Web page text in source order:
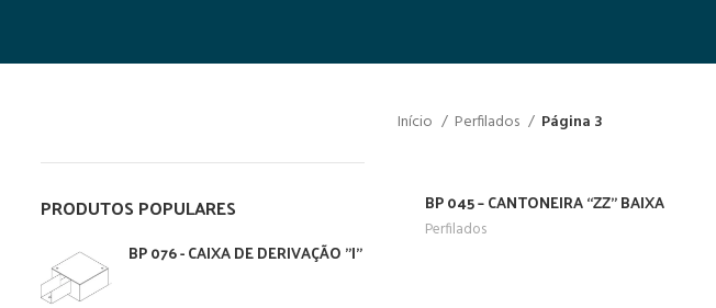
PRODUTOS POPULARES
BP 076 - CAIXA DE DERIVAÇÃO "I"
Início Perfilados Página 3
BP 045 – CANTONEIRA “ZZ” BAIXA
Perfilados